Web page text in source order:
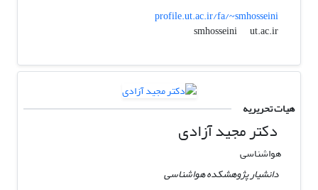
profile.ut.ac.ir/fa/~smhosseini
smhosseini
ut.ac.ir
هیات تحریریه
دکتر مجید آزادی
هواشناسی
دانشیار پژوهشکده هواشناسی